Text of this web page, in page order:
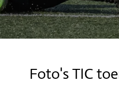
Foto's TIC